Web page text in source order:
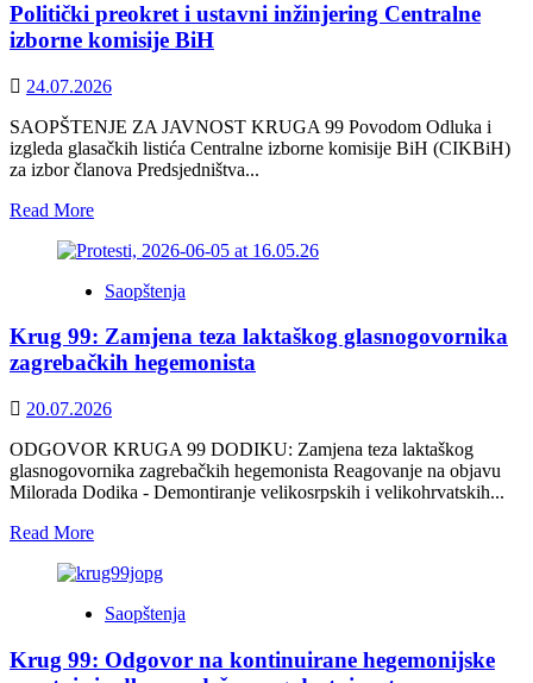
zamke
za
učešće
na
izborima
Politički preokret i ustavni inžinjering Centralne
izborne komisije BiH
24.07.2026
SAOPŠTENJE ZA JAVNOST KRUGA 99 Povodom Odluka i
izgleda glasačkih listića Centralne izborne komisije BiH (CIKBiH)
za izbor članova Predsjedništva...
Read MoreRead
about
preokret
ustavni
inžinjering
Centralne
izborne
komisije
BiH
Saopštenja
Krug 99: Zamjena teza laktaškog glasnogovornika
zagrebačkih hegemonista
20.07.2026
ODGOVOR KRUGA 99 DODIKU: Zamjena teza laktaškog
glasnogovornika zagrebačkih hegemonista Reagovanje na objavu
Milorada Dodika - Demontiranje velikosrpskih i velikohrvatskih...
Read MoreRead
about
99:
teza
Saopštenja
Krug 99: Odgovor na kontinuirane hegemonijske